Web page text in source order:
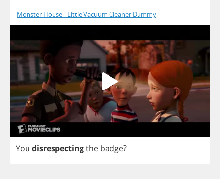
Monster House - Little Vacuum Cleaner Dummy
You disrespectingthe badge?